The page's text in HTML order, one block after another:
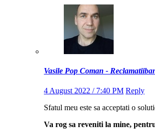
Vasile Pop Coman -
4 August 2022 / 7:40 PM Reply
Sfatul meu este sa acceptati o
Va rog sa reveniti la mine,